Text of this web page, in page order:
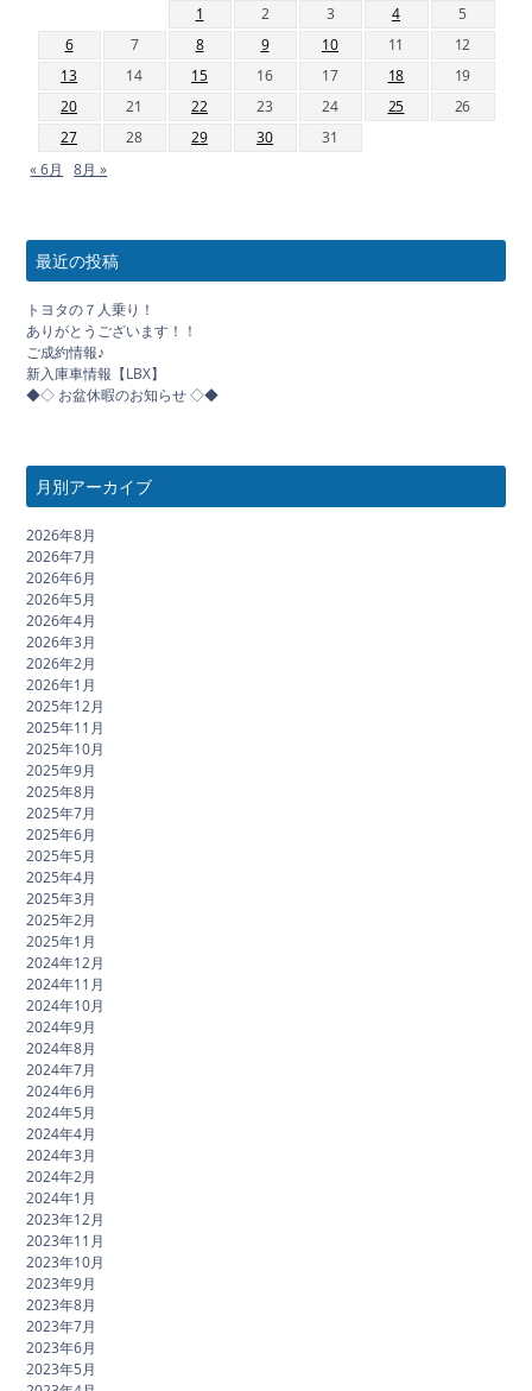
1 2 3 4
5
6
7 8 9 10 11
12
13
14 15 16 17 18
19
20
21 22 23 24 25
26
27
28 29 30
31
« 6月
8月 »
最近の投稿
トヨタの７人乗り！
ありがとうございます！！
ご成約情報♪
新入庫車情報【LBX】
◆◇ お盆休暇のお知らせ ◇◆
月別アーカイブ
2026年8月
2026年7月
2026年6月
2026年5月
2026年4月
2026年3月
2026年2月
2026年1月
2025年12月
2025年11月
2025年10月
2025年9月
2025年8月
2025年7月
2025年6月
2025年5月
2025年4月
2025年3月
2025年2月
2025年1月
2024年12月
2024年11月
2024年10月
2024年9月
2024年8月
2024年7月
2024年6月
2024年5月
2024年4月
2024年3月
2024年2月
2024年1月
2023年12月
2023年11月
2023年10月
2023年9月
2023年8月
2023年7月
2023年6月
2023年5月